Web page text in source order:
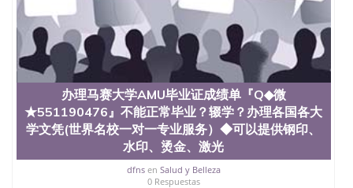
办理马赛大学AMU毕业证成绩单『Q◆微
★551190476』不能正常毕业？辍学？办理各国各大
学文凭(世界名校一对一专业服务）◆可以提供钢印、
水印、烫金、激光
dfnsen Salud y Belleza
0 Respuestas